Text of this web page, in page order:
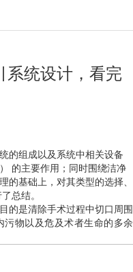
系统设计，看完
的组成以及系统中相关设备
的主要作用；同时围绕洁净
的基础上，对其类型的选择、
总结。
的是清除手术过程中切口周围
污物以及危及术者生命的多余